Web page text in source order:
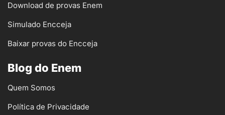
Download de provas Enem
Simulado Encceja
Baixar provas do Encceja
Blog do Enem
Quem Somos
Política de Privacidade